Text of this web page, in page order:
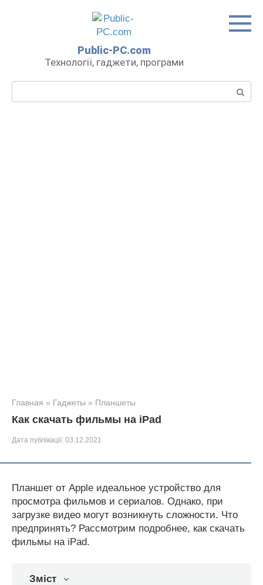
Public-PC.com
Технології, гаджети, програми
Главная » Гаджеты » Планшеты
Как скачать фильмы на iPad
Дата публікації: 03.12.2021
Планшет от Apple идеальное устройство для
просмотра фильмов и сериалов. Однако, при
загрузке видео могут возникнуть сложности. Что
предпринять? Рассмотрим подробнее, как скачать
фильмы на iPad.
Зміст